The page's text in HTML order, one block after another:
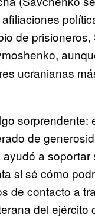
de
ucranianas
sorprendente:
de
a
si sé cómo
de contacto a
del ejército